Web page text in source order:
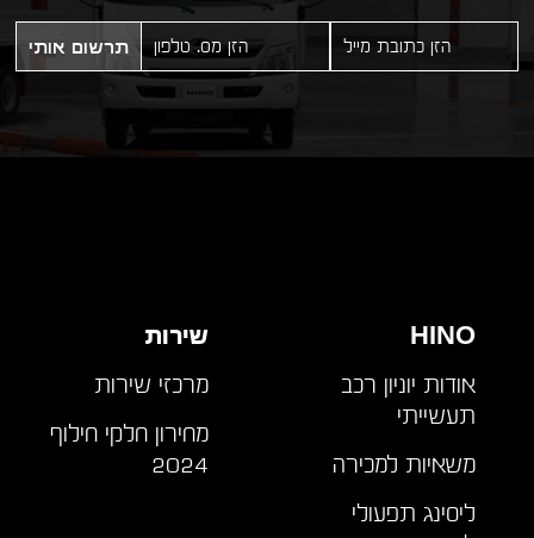
HINO
אודות יוניון רכב
תעשייתי
משאיות למכירה
ליסינג תפעולי
שירות
מרכזי שירות
מחירון חלקי חילוף
2024